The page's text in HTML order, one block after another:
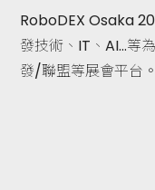
RoboDEX Osaka
發技術、IT、AI…等
發/聯盟等展會平台。